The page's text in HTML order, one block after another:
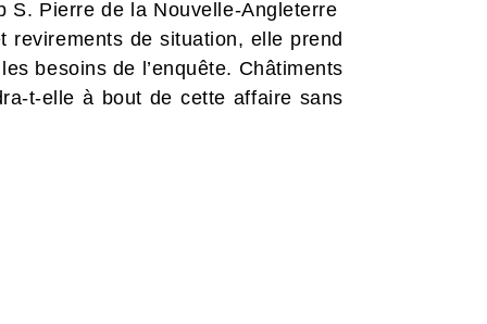
S. Pierre de la Nouvelle-Angleterre
revirements de situation, elle prend
besoins de l’enquête. Châtiments
t-elle à bout de cette affaire sans